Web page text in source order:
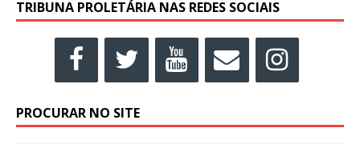
TRIBUNA PROLETÁRIA NAS REDES SOCIAIS
PROCURAR NO SITE